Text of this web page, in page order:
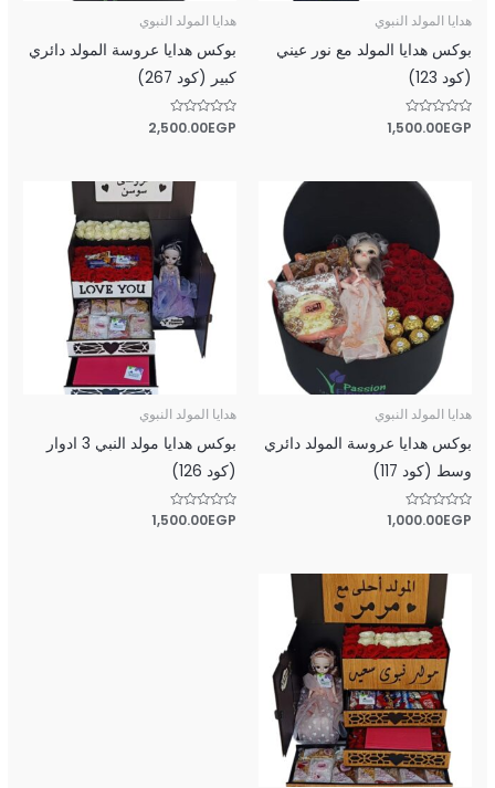
هدايا المولد النبوي
بوكس هدايا المولد مع نور عيني
(كود 123)
تم
التقييم1,500.00EGP
هدايا المولد النبوي
بوكس هدايا عروسة المولد دائري
كبير (كود 267)
تم
التقييم2,500.00EGP
هدايا المولد النبوي
بوكس هدايا عروسة المولد دائري
وسط (كود 117)
تم
التقييم1,000.00EGP
هدايا المولد النبوي
بوكس هدايا مولد النبي 3 ادوار
(كود 126)
تم
التقييم1,500.00EGP